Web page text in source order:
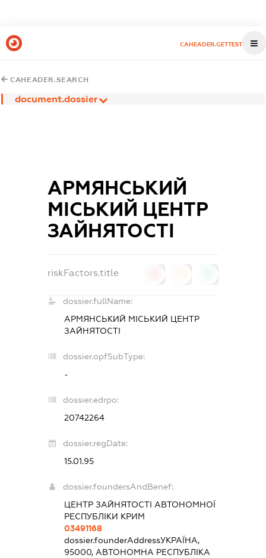
CAHEADER.GETTEST
CAHEADER.SEARCH
document.dossier
АРМЯНСЬКИЙ
МІСЬКИЙ ЦЕНТР
ЗАЙНЯТОСТІ
riskFactors.title
dossier.fullName:
АРМЯНСЬКИЙ МІСЬКИЙ ЦЕНТР
ЗАЙНЯТОСТІ
dossier.opfSubType:
-
dossier.edrpo:
20742264
dossier.regDate:
15.01.95
dossier.foundersAndBenef:
ЦЕНТР ЗАЙНЯТОСТІ АВТОНОМНОЇ
РЕСПУБЛІКИ КРИМ
03491168
dossier.founderAddressУКРАЇНА,
95000, АВТОНОМНА РЕСПУБЛІКА